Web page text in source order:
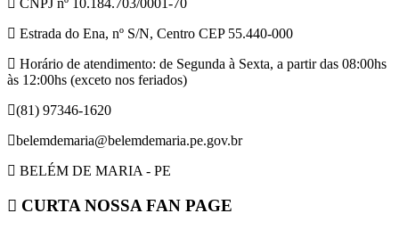
CNPJ nº 10.184.703/0001-70
Estrada do Ena, nº S/N, Centro CEP 55.440-000
Horário de atendimento: de Segunda à Sexta, a partir das 08:00hs
às 12:00hs (exceto nos feriados)
(81) 97346-1620
belemdemaria@belemdemaria.pe.gov.br
BELÉM DE MARIA - PE
CURTA NOSSA FAN PAGE